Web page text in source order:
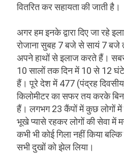
वितरित कर सहायता की जाती है।
अगर हम इनके द्वारा दिए जा रहे
रोजाना सुबह 7 बजे से सायं 7
अपने हाथों से इलाज करते हैं। सबसे
10 सालों तक दिन में 10 से 12
हैं। पूरे देश में 477 (पंद्रह
किलोमीटर का सफर तय करके
हैं। लगभग 23 कैंपों में कुछ लोगों
भूखे प्यासे रहकर लोगों की सेवा में
कभी भी कोई गिला नहीं किया
सभी दुखों को झेल लिया।